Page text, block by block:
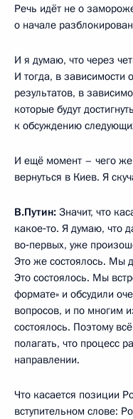
Речь идёт не о
о начале
И я думаю, что через
И тогда, в зависимости
результатов, в
которые будут
к обсуждению
И ещё момент – чего
вернуться в Киев. Я
В.Путин: Значит, что
какое‑то. Я думаю, что
во‑первых, уже
Это же состоялось. Мы
Это состоялось. Мы
формате» и обсудили
вопросов, и по многим
состоялось. Поэтому
полагать, что процесс
направлении.
Что касается позиции
вступительном слове: